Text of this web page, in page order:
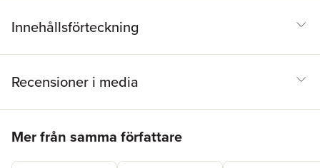
Innehållsförteckning
Recensioner i media
Mer från samma författare